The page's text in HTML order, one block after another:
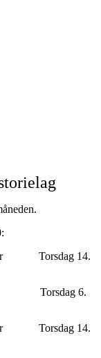
Torsdag 14.
Torsdag 6.
Torsdag 14.